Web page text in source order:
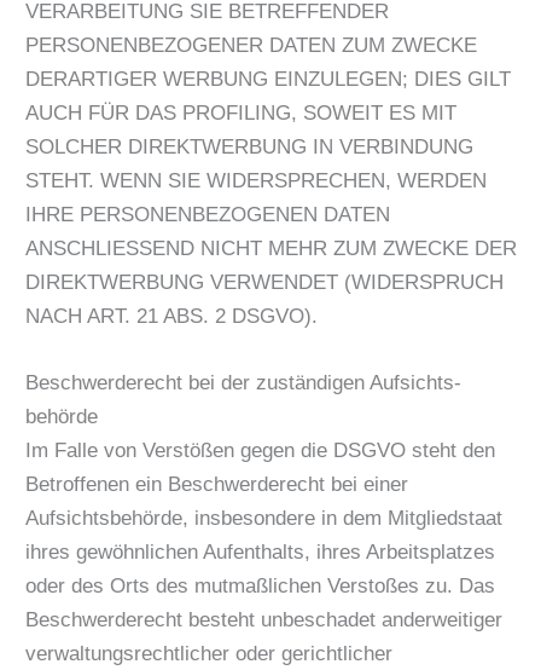
VERARBEITUNG SIE BETREFFENDER
PERSONENBEZOGENER DATEN ZUM ZWECKE
DERARTIGER WERBUNG EINZULEGEN; DIES GILT
AUCH FÜR DAS PROFILING, SOWEIT ES MIT
SOLCHER DIREKTWERBUNG IN VERBINDUNG
STEHT. WENN SIE WIDERSPRECHEN, WERDEN
IHRE PERSONENBEZOGENEN DATEN
ANSCHLIESSEND NICHT MEHR ZUM ZWECKE DER
DIREKTWERBUNG VERWENDET (WIDERSPRUCH
NACH ART. 21 ABS. 2 DSGVO).
Beschwerde­recht bei der zuständigen Aufsichts­
behörde
Im Falle von Verstößen gegen die DSGVO steht den
Betroffenen ein Beschwerderecht bei einer
Aufsichtsbehörde, insbesondere in dem Mitgliedstaat
ihres gewöhnlichen Aufenthalts, ihres Arbeitsplatzes
oder des Orts des mutmaßlichen Verstoßes zu. Das
Beschwerderecht besteht unbeschadet anderweitiger
verwaltungsrechtlicher oder gerichtlicher